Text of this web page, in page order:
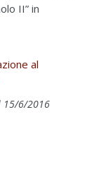
II” in
al
15/6/2016